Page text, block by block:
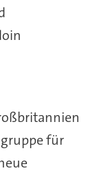
für